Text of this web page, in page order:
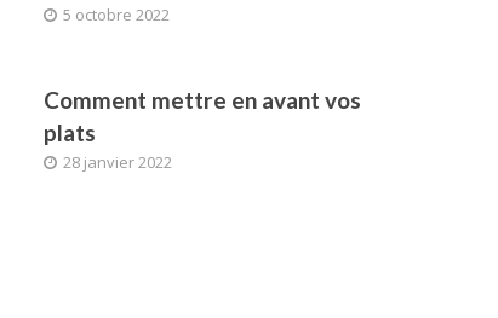
5 octobre 2022
Comment mettre en avant vos
plats
28 janvier 2022